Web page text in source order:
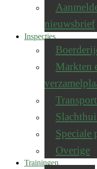
nieuwsbrief
Inspecties
Markten
Transport
Speciale
Overige
Trainingen